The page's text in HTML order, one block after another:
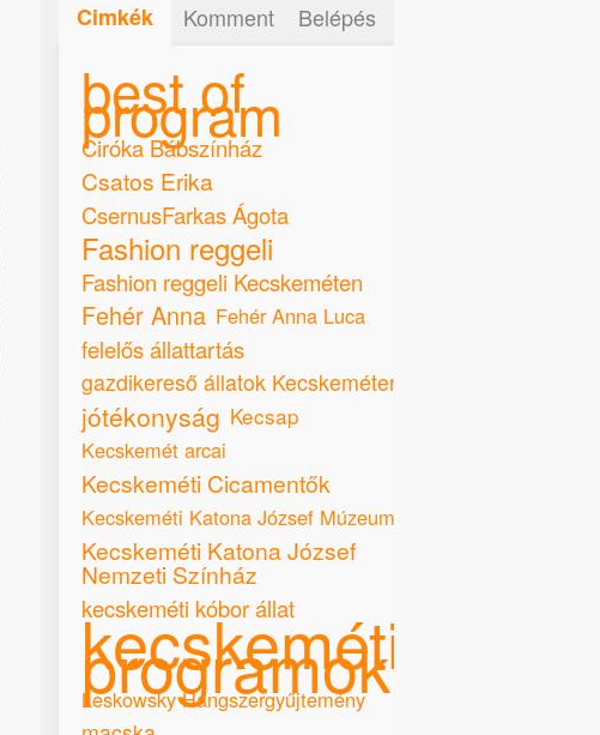
Cimkék Komment Belépés
best of
program
Ciróka Bábszínház
Csatos Erika
CsernusFarkas Ágota
Fashion reggeli
Fashion reggeli Kecskeméten
Fehér Anna Fehér Anna Luca
felelős állattartás
gazdikereső állatok Kecskeméten
jótékonyság Kecsap
Kecskemét arcai
Kecskeméti Cicamentők
Kecskeméti Katona József Múzeum
Kecskeméti Katona József
Nemzeti Színház
kecskeméti kóbor állat
kecskeméti
programok
Leskowsky Hangszergyűjtemény